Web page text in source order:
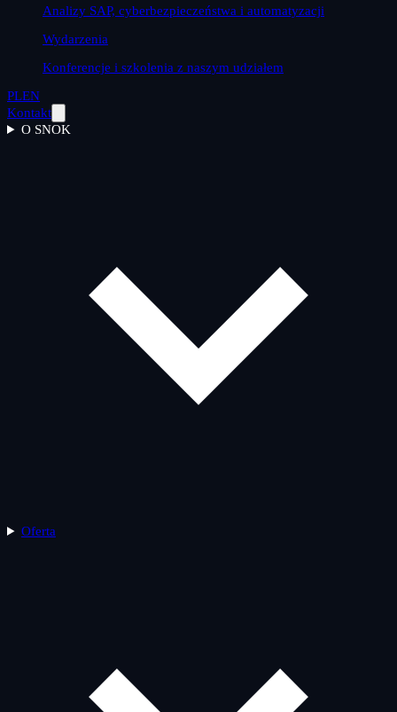
Analizy SAP, cyberbezpieczeństwa i automatyzacji
Wydarzenia
Konferencje i szkolenia z naszym udziałem
PLEN
Kontakt
O SNOK
Oferta